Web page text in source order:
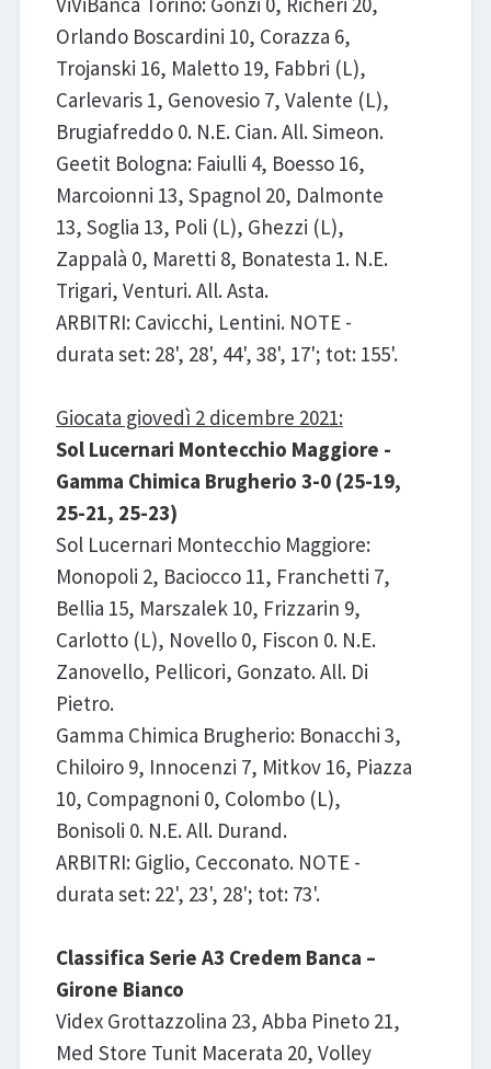
Orlando Boscardini 10, Corazza 6,
Trojanski 16, Maletto 19, Fabbri (L),
Carlevaris 1, Genovesio 7, Valente (L),
Brugiafreddo 0. N.E. Cian. All. Simeon.
Geetit Bologna: Faiulli 4, Boesso 16,
Marcoionni 13, Spagnol 20, Dalmonte
13, Soglia 13, Poli (L), Ghezzi (L),
Zappalà 0, Maretti 8, Bonatesta 1. N.E.
Trigari, Venturi. All. Asta.
ARBITRI: Cavicchi, Lentini. NOTE -
durata set: 28', 28', 44', 38', 17'; tot: 155'.
Giocata giovedì 2 dicembre 2021:
Sol Lucernari Montecchio Maggiore -
Gamma Chimica Brugherio 3-0 (25-19,
25-21, 25-23)
Sol Lucernari Montecchio Maggiore:
Monopoli 2, Baciocco 11, Franchetti 7,
Bellia 15, Marszalek 10, Frizzarin 9,
Carlotto (L), Novello 0, Fiscon 0. N.E.
Zanovello, Pellicori, Gonzato. All. Di
Pietro.
Gamma Chimica Brugherio: Bonacchi 3,
Chiloiro 9, Innocenzi 7, Mitkov 16, Piazza
10, Compagnoni 0, Colombo (L),
Bonisoli 0. N.E. All. Durand.
ARBITRI: Giglio, Cecconato. NOTE -
durata set: 22', 23', 28'; tot: 73'.
Classifica Serie A3 Credem Banca –
Girone Bianco
Videx Grottazzolina 23, Abba Pineto 21,
Med Store Tunit Macerata 20, Volley